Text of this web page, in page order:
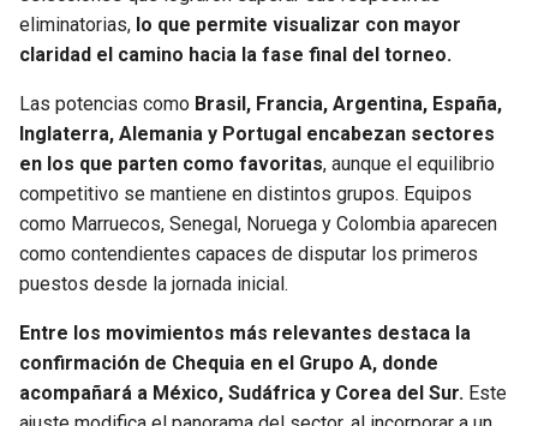
SEAHAWKS
LIONS
PACKERS
FALCONS
PELICANS
NUGGETS
TIMBERWOLVES
TRAIL BLAZERS
eliminatorias, lo que permite visualizar con mayor
claridad el camino hacia la fase final del torneo.
Las potencias como Brasil, Francia, Argentina, España,
Inglaterra, Alemania y Portugal encabezan sectores
en los que parten como favoritas, aunque el equilibrio
competitivo se mantiene en distintos grupos. Equipos
como Marruecos, Senegal, Noruega y Colombia aparecen
como contendientes capaces de disputar los primeros
puestos desde la jornada inicial.
Entre los movimientos más relevantes destaca la
confirmación de Chequia en el Grupo A, donde
acompañará a México, Sudáfrica y Corea del Sur. Este